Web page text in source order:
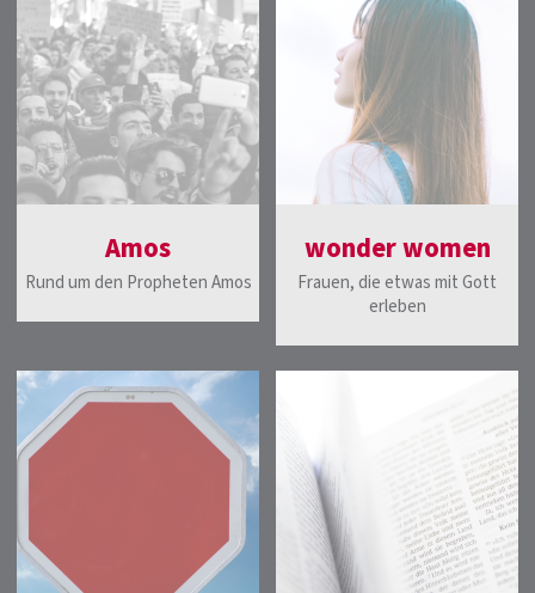
Amos
Rund um den Propheten Amos
wonder women
Frauen, die etwas mit Gott
erleben